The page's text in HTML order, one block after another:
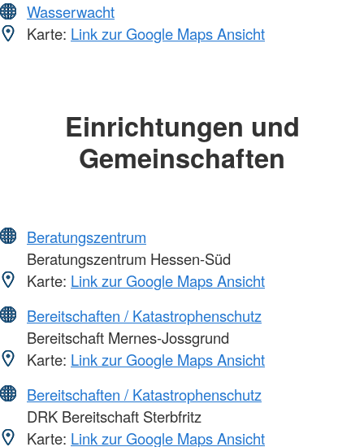
Wasserwacht
Karte: Link zur Google Maps Ansicht
Einrichtungen und
Gemeinschaften
Beratungszentrum
Beratungszentrum Hessen-Süd
Karte: Link zur Google Maps Ansicht
Bereitschaften / Katastrophenschutz
Bereitschaft Mernes-Jossgrund
Karte: Link zur Google Maps Ansicht
Bereitschaften / Katastrophenschutz
DRK Bereitschaft Sterbfritz
Karte: Link zur Google Maps Ansicht